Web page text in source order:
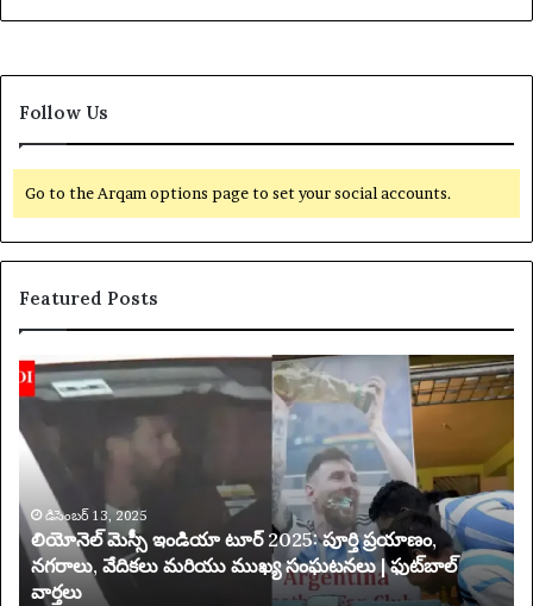
Follow Us
Go to the Arqam options page to set your social accounts.
Featured Posts
లి
యో
ల్
మె
ఇం
డి
యా
టూ
డిసెంబర్ 13, 2025
లియోనెల్ మెస్సీ ఇండియా టూర్ 2025: పూర్తి ప్రయాణం,
నగరాలు, వేదికలు మరియు ముఖ్య సంఘటనలు | ఫుట్‌బాల్
వార్తలు